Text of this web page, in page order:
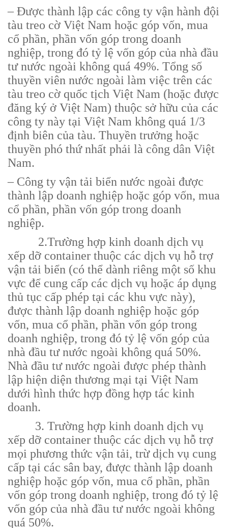
– Được thành lập các công ty vận hành đội
tàu treo cờ Việt Nam hoặc góp vốn, mua
cổ phần, phần vốn góp trong doanh
nghiệp, trong đó tỷ lệ vốn góp của nhà đầu
tư nước ngoài không quá 49%. Tổng số
thuyền viên nước ngoài làm việc trên các
tàu treo cờ quốc tịch Việt Nam (hoặc được
đăng ký ở Việt Nam) thuộc sở hữu của các
công ty này tại Việt Nam không quá 1/3
định biên của tàu. Thuyền trưởng hoặc
thuyền phó thứ nhất phải là công dân Việt
Nam.
– Công ty vận tải biển nước ngoài được
thành lập doanh nghiệp hoặc góp vốn, mua
cổ phần, phần vốn góp trong doanh
nghiệp.
2.Trường hợp kinh doanh dịch vụ
xếp dỡ container thuộc các dịch vụ hỗ trợ
vận tải biển (có thể dành riêng một số khu
vực để cung cấp các dịch vụ hoặc áp dụng
thủ tục cấp phép tại các khu vực này),
được thành lập doanh nghiệp hoặc góp
vốn, mua cổ phần, phần vốn góp trong
doanh nghiệp, trong đó tỷ lệ vốn góp của
nhà đầu tư nước ngoài không quá 50%.
Nhà đầu tư nước ngoài được phép thành
lập hiện diện thương mại tại Việt Nam
dưới hình thức hợp đồng hợp tác kinh
doanh.
3. Trường hợp kinh doanh dịch vụ
xếp dỡ container thuộc các dịch vụ hỗ trợ
mọi phương thức vận tải, trừ dịch vụ cung
cấp tại các sân bay, được thành lập doanh
nghiệp hoặc góp vốn, mua cổ phần, phần
vốn góp trong doanh nghiệp, trong đó tỷ lệ
vốn góp của nhà đầu tư nước ngoài không
quá 50%.